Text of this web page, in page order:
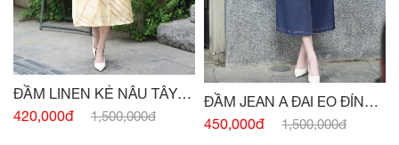
ĐẦM LINEN KẺ NÂU TÂY
CỔ VEST
420,000đ 1,500,000đ
ĐẦM JEAN A ĐAI EO ĐÍNH
CÚC
450,000đ 1,500,000đ